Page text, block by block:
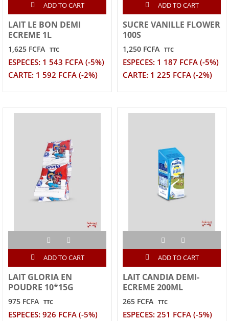
ADD TO CART
LAIT LE BON DEMI
ECREME 1L
1,625 FCFA TTC
ESPECES: 1 543 FCFA (-5%)
CARTE: 1 592 FCFA (-2%)
ADD TO CART
SUCRE VANILLE FLOWER
100S
1,250 FCFA TTC
ESPECES: 1 187 FCFA (-5%)
CARTE: 1 225 FCFA (-2%)
ADD TO CART
LAIT GLORIA EN
POUDRE 10*15G
975 FCFA TTC
ESPECES: 926 FCFA (-5%)
ADD TO CART
LAIT CANDIA DEMI-
ECREME 200ML
265 FCFA TTC
ESPECES: 251 FCFA (-5%)